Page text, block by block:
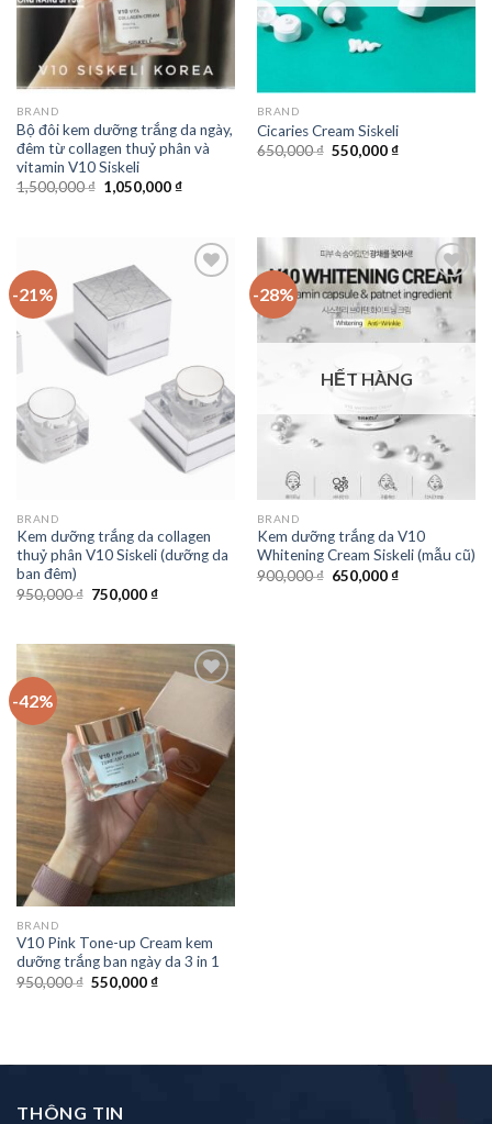
BRAND
Bộ đôi kem dưỡng trắng da ngày,
đêm từ collagen thuỷ phân và
vitamin V10 Siskeli
1,500,000₫ 1,050,000₫
BRAND
Cicaries Cream Siskeli
650,000₫ 550,000₫
-21%
BRAND
Kem dưỡng trắng da collagen
thuỷ phân V10 Siskeli (dưỡng da
ban đêm)
950,000₫ 750,000₫
-28%
Add to
Wishlist
HẾT HÀNG
BRAND
Kem dưỡng trắng da V10
Whitening Cream Siskeli (mẫu cũ)
900,000₫ 650,000₫
-42%
BRAND
V10 Pink Tone-up Cream kem
dưỡng trắng ban ngày da 3 in 1
950,000₫ 550,000₫
THÔNG TIN